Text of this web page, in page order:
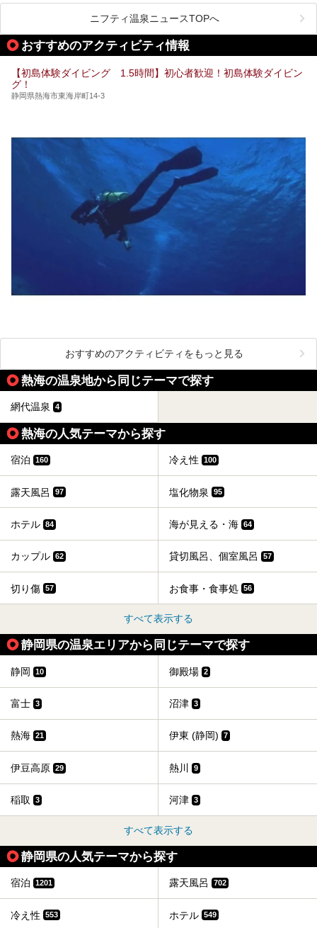
地下に眠る源泉を加水・加温・消毒無し、さらには途中過程
で空気にも触れさせることなく浴槽まで提供。「究極の源泉
かけ流し」と言っても決して過言ではありません。
今回、桜田温泉「山芳園」の“温泉”を中心に、その魅力を詳
細レポート。また口コミの評判も非常に高い宿であり、客室
や食事も併せて徹底紹介します！
ニフティ温泉ニュースTOPへ
おすすめのアクティビティ情報
【初島体験ダイビング 1.5時間】初心者歓迎！初島体験ダイビン
グ！
静岡県熱海市東海岸町14-3
おすすめのアクティビティをもっと見る
熱海の温泉地から同じテーマで探す
網代温泉 4
熱海の人気テーマから探す
宿泊 160 冷え性 100
露天風呂 97 塩化物泉 95
ホテル 84 海が見える・海 64
カップル 62 貸切風呂、個室風呂 57
切り傷 57 お食事・食事処 56
すべて表示する
静岡県の温泉エリアから同じテーマで探す
静岡 10 御殿場 2
富士 3 沼津 3
熱海 21 伊東 (静岡) 7
伊豆高原 29 熱川 9
稲取 3 河津 3
すべて表示する
静岡県の人気テーマから探す
宿泊 1201 露天風呂 702
冷え性 553 ホテル 549